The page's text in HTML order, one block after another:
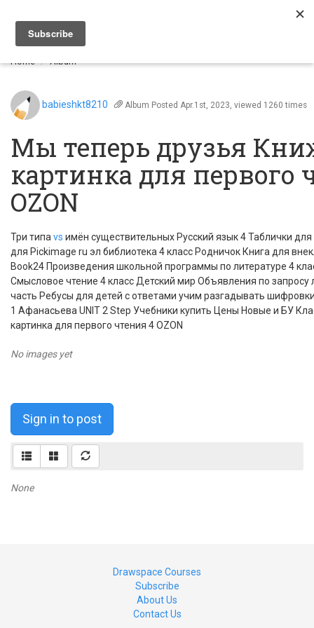
Home Album
babieshkt8210 Album Posted Apr.1st, 2023, viewed 1260 times
Мы теперь друзья
картинка для первого
OZON
Три типа vs имён существительных Русский язык 4 Таблички для
для Pickimage ru эл библиотека 4 класс Родничок Книга для
Book24 Произведения школьной программы по литературе 4
Смысловое чтение 4 класс Детский мир Объявления по запросу
часть Ребусы для детей с ответами учим разгадывать
1 Афанасьева UNIT 2 Step Учебники купить Цены Новые и БУ
картинка для первого чтения 4 OZON
No images yet
Sign in to post
None
Drawspace Courses
Subscribe
About Us
Contact Us